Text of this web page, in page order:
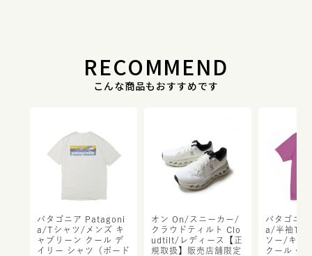
RECOMMEND
こんな商品もおすすめです
パタゴニア Patagoni
a/Tシャツ/メンズ キ
ャプリーン クール デ
イリー シャツ（ボード
オン On/スニーカー/
クラウドティルト Clo
udtilt/レディース【正
規取扱】販売店舗限定
パタゴニ
a/半袖Tシ
ソー/キャ
クール・